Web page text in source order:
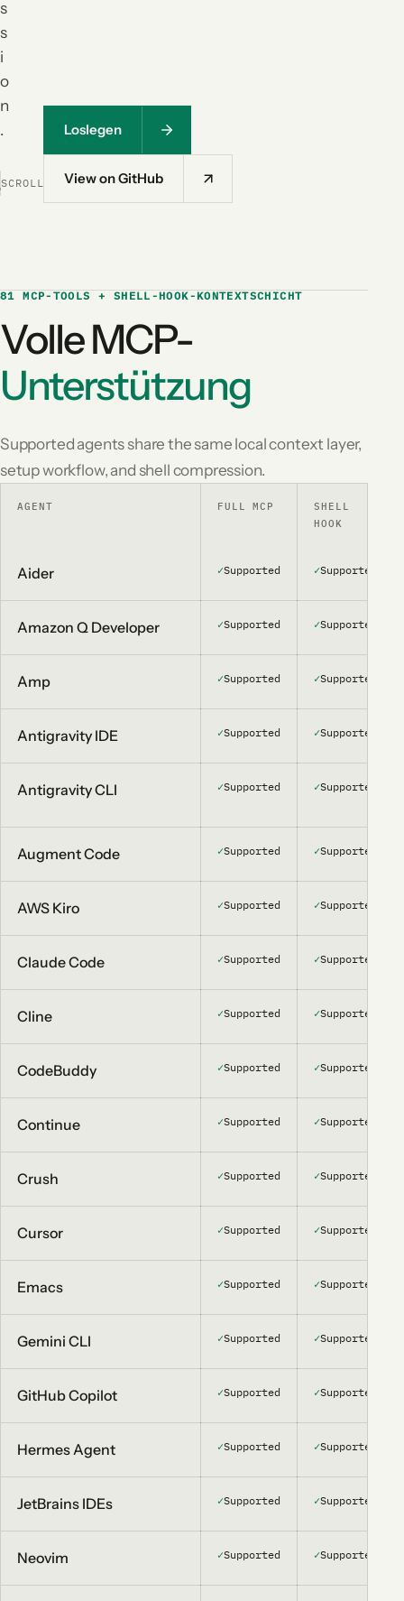
s
s
i
o
n
.
SCROLL
Loslegen
View on GitHub
81 MCP-TOOLS + SHELL-HOOK-KONTEXTSCHICHT
Volle MCP-
Unterstützung
Supported agents share the same local context layer,
setup workflow, and shell compression.
AGENT FULL MCP
SHELL
HOOK
Aider ✓Supported ✓Supported
Amazon Q Developer ✓Supported ✓Supported
Amp ✓Supported ✓Supported
Antigravity IDE ✓Supported ✓Supported
Antigravity CLI ✓Supported ✓Supported
Augment Code ✓Supported ✓Supported
AWS Kiro ✓Supported ✓Supported
Claude Code ✓Supported ✓Supported
Cline ✓Supported ✓Supported
CodeBuddy ✓Supported ✓Supported
Continue ✓Supported ✓Supported
Crush ✓Supported ✓Supported
Cursor ✓Supported ✓Supported
Emacs ✓Supported ✓Supported
Gemini CLI ✓Supported ✓Supported
GitHub Copilot ✓Supported ✓Supported
Hermes Agent ✓Supported ✓Supported
JetBrains IDEs ✓Supported ✓Supported
Neovim ✓Supported ✓Supported